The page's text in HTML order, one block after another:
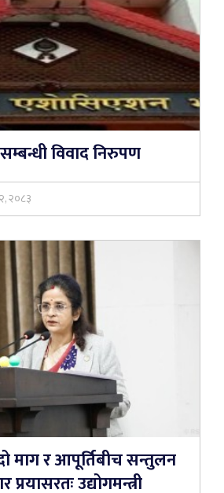
विवाद निरुपण
२०८३
माग र आपूर्तिबीच सन्तुलन
उद्योगमन्त्री